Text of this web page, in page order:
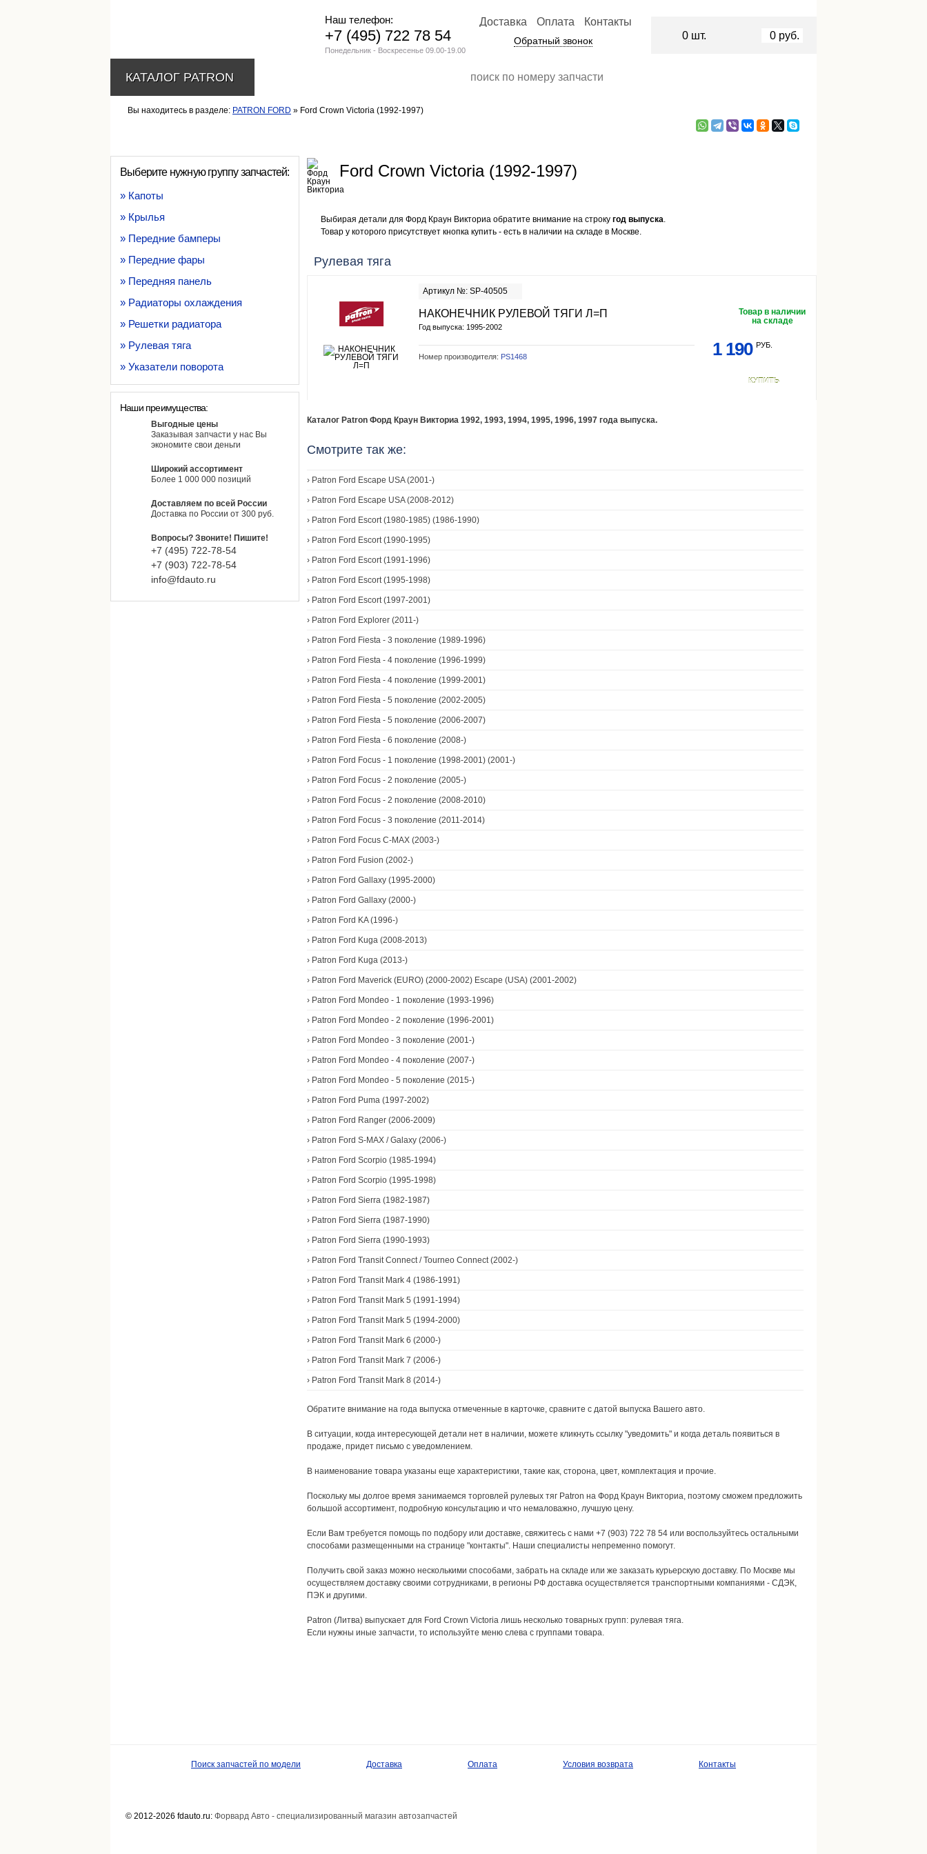
Вы находитесь в разделе: PATRON FORD » Ford Crown Victoria (1992-1997)
Ford Crown Victoria (1992-1997)
Выбирая детали для Форд Краун Викториа обратите внимание на строку год выпуска.
Товар у которого присутствует кнопка купить - есть в наличии на складе в Москве.
Рулевая тяга
Артикул №: SP-40505
НАКОНЕЧНИК РУЛЕВОЙ ТЯГИ Л=П
Год выпуска: 1995-2002
Номер производителя: PS1468
Товар в наличии
на складе
1 190 РУБ.
КУПИТЬ
Каталог Patron Форд Краун Викториа 1992, 1993, 1994, 1995, 1996, 1997 года выпуска.
Смотрите так же:
› Patron Ford Escape USA (2001-)
› Patron Ford Escape USA (2008-2012)
› Patron Ford Escort (1980-1985) (1986-1990)
› Patron Ford Escort (1990-1995)
› Patron Ford Escort (1991-1996)
› Patron Ford Escort (1995-1998)
› Patron Ford Escort (1997-2001)
› Patron Ford Explorer (2011-)
› Patron Ford Fiesta - 3 поколение (1989-1996)
› Patron Ford Fiesta - 4 поколение (1996-1999)
› Patron Ford Fiesta - 4 поколение (1999-2001)
› Patron Ford Fiesta - 5 поколение (2002-2005)
› Patron Ford Fiesta - 5 поколение (2006-2007)
› Patron Ford Fiesta - 6 поколение (2008-)
› Patron Ford Focus - 1 поколение (1998-2001) (2001-)
› Patron Ford Focus - 2 поколение (2005-)
› Patron Ford Focus - 2 поколение (2008-2010)
› Patron Ford Focus - 3 поколение (2011-2014)
› Patron Ford Focus C-MAX (2003-)
› Patron Ford Fusion (2002-)
› Patron Ford Gallaxy (1995-2000)
› Patron Ford Gallaxy (2000-)
› Patron Ford KA (1996-)
› Patron Ford Kuga (2008-2013)
› Patron Ford Kuga (2013-)
› Patron Ford Maverick (EURO) (2000-2002) Escape (USA) (2001-2002)
› Patron Ford Mondeo - 1 поколение (1993-1996)
› Patron Ford Mondeo - 2 поколение (1996-2001)
› Patron Ford Mondeo - 3 поколение (2001-)
› Patron Ford Mondeo - 4 поколение (2007-)
› Patron Ford Mondeo - 5 поколение (2015-)
› Patron Ford Puma (1997-2002)
› Patron Ford Ranger (2006-2009)
› Patron Ford S-MAX / Galaxy (2006-)
› Patron Ford Scorpio (1985-1994)
› Patron Ford Scorpio (1995-1998)
› Patron Ford Sierra (1982-1987)
› Patron Ford Sierra (1987-1990)
› Patron Ford Sierra (1990-1993)
› Patron Ford Transit Connect / Tourneo Connect (2002-)
› Patron Ford Transit Mark 4 (1986-1991)
› Patron Ford Transit Mark 5 (1991-1994)
› Patron Ford Transit Mark 5 (1994-2000)
› Patron Ford Transit Mark 6 (2000-)
› Patron Ford Transit Mark 7 (2006-)
› Patron Ford Transit Mark 8 (2014-)
Обратите внимание на года выпуска отмеченные в карточке, сравните с датой выпуска Вашего авто.
В ситуации, когда интересующей детали нет в наличии, можете кликнуть ссылку "уведомить" и когда деталь появиться в
продаже, придет письмо с уведомлением.
В наименование товара указаны еще характеристики, такие как, сторона, цвет, комплектация и прочие.
Поскольку мы долгое время занимаемся торговлей рулевых тяг Patron на Форд Краун Викториа, поэтому сможем предложить
большой ассортимент, подробную консультацию и что немаловажно, лучшую цену.
Если Вам требуется помощь по подбору или доставке, свяжитесь с нами +7 (903) 722 78 54 или воспользуйтесь остальными
способами размещенными на странице "контакты". Наши специалисты непременно помогут.
Получить свой заказ можно несколькими способами, забрать на складе или же заказать курьерскую доставку. По Москве мы
осуществляем доставку своими сотрудниками, в регионы РФ доставка осуществляется транспортными компаниями - СДЭК,
ПЭК и другими.
Patron (Литва) выпускает для Ford Crown Victoria лишь несколько товарных групп: рулевая тяга.
Если нужны иные запчасти, то используйте меню слева с группами товара.
Выберите нужную группу запчастей:
» Капоты
» Крылья
» Передние бамперы
» Передние фары
» Передняя панель
» Радиаторы охлаждения
» Решетки радиатора
» Рулевая тяга
» Указатели поворота
Наши преимущества:
Выгодные цены
Заказывая запчасти у нас Вы
экономите свои деньги
Широкий ассортимент
Более 1 000 000 позиций
Доставляем по всей России
Доставка по России от 300 руб.
Вопросы? Звоните! Пишите!
+7 (495) 722-78-54
+7 (903) 722-78-54
info@fdauto.ru
Наш телефон:
+7 (495) 722 78 54
Понедельник - Воскресенье 09.00-19.00
Доставка Оплата Контакты
Обратный звонок 0 шт. 0 руб.
КАТАЛОГ PATRON
Поиск запчастей по модели Доставка Оплата Условия возврата Контакты
© 2012-2026 fdauto.ru: Форвард Авто - специализированный магазин автозапчастей